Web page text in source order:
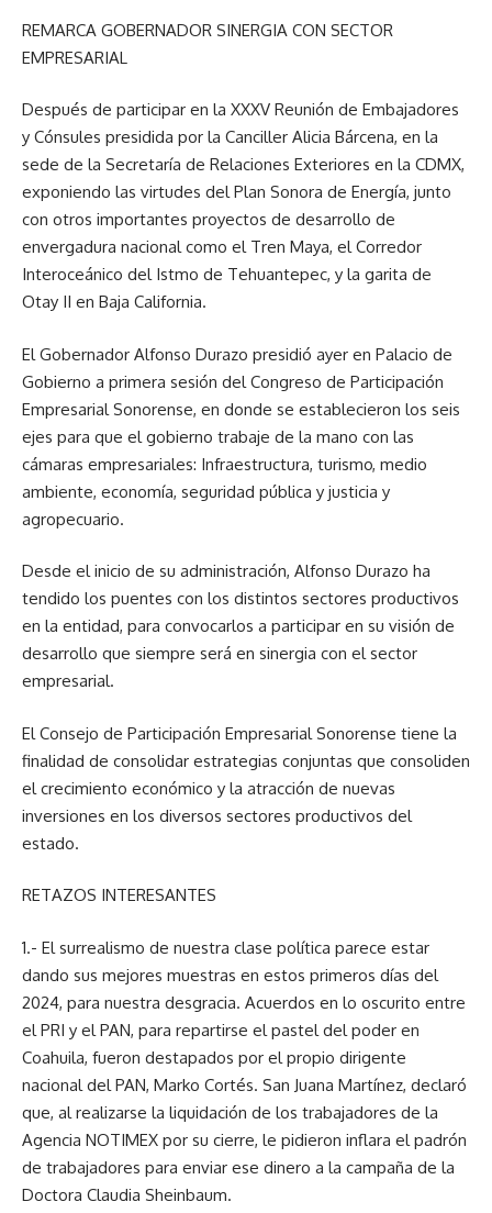
REMARCA GOBERNADOR SINERGIA CON SECTOR
EMPRESARIAL
Después de participar en la XXXV Reunión de Embajadores
y Cónsules presidida por la Canciller Alicia Bárcena, en la
sede de la Secretaría de Relaciones Exteriores en la CDMX,
exponiendo las virtudes del Plan Sonora de Energía, junto
con otros importantes proyectos de desarrollo de
envergadura nacional como el Tren Maya, el Corredor
Interoceánico del Istmo de Tehuantepec, y la garita de
Otay II en Baja California.
El Gobernador Alfonso Durazo presidió ayer en Palacio de
Gobierno a primera sesión del Congreso de Participación
Empresarial Sonorense, en donde se establecieron los seis
ejes para que el gobierno trabaje de la mano con las
cámaras empresariales: Infraestructura, turismo, medio
ambiente, economía, seguridad pública y justicia y
agropecuario.
Desde el inicio de su administración, Alfonso Durazo ha
tendido los puentes con los distintos sectores productivos
en la entidad, para convocarlos a participar en su visión de
desarrollo que siempre será en sinergia con el sector
empresarial.
El Consejo de Participación Empresarial Sonorense tiene la
finalidad de consolidar estrategias conjuntas que consoliden
el crecimiento económico y la atracción de nuevas
inversiones en los diversos sectores productivos del
estado.
RETAZOS INTERESANTES
1.- El surrealismo de nuestra clase política parece estar
dando sus mejores muestras en estos primeros días del
2024, para nuestra desgracia. Acuerdos en lo oscurito entre
el PRI y el PAN, para repartirse el pastel del poder en
Coahuila, fueron destapados por el propio dirigente
nacional del PAN, Marko Cortés. San Juana Martínez, declaró
que, al realizarse la liquidación de los trabajadores de la
Agencia NOTIMEX por su cierre, le pidieron inflara el padrón
de trabajadores para enviar ese dinero a la campaña de la
Doctora Claudia Sheinbaum.